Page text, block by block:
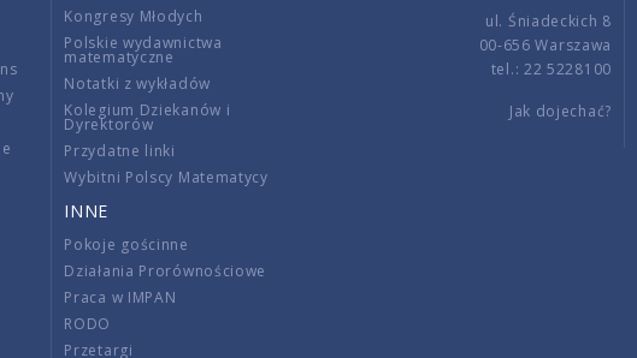
Kongresy Młodych
Polskie wydawnictwa
matematyczne
Notatki z wykładów
Kolegium Dziekanów i
Dyrektorów
Przydatne linki
Wybitni Polscy Matematycy
INNE
Pokoje gościnne
Działania Prorównościowe
Praca w IMPAN
RODO
Przetargi
ul. Śniadeckich 8
00-656 Warszawa
tel.: 22 5228100
Jak dojechać?